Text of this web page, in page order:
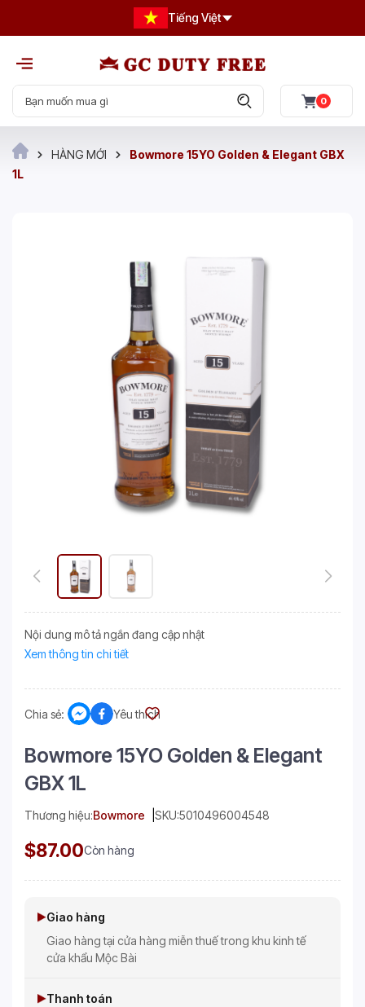
Tiếng Việt
0
HÀNG MỚI
Bowmore 15YO Golden & Elegant GBX
1L
Nội dung mô tả ngắn đang cập nhật
Xem thông tin chi tiết
Chia sẻ: Yêu thích
Bowmore 15YO Golden & Elegant
GBX 1L
Thương hiệu:Bowmore SKU:5010496004548
$87.00Còn hàng
Giao hàng
Giao hàng tại cửa hàng miễn thuế trong khu kinh tế
cửa khẩu Mộc Bài
Thanh toán